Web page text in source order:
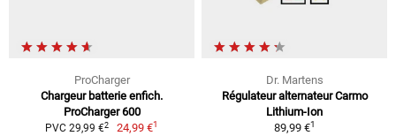
ProCharger
Chargeur batterie enfich.
ProCharger 600
PVC 29,99 €2 24,99 €1
Dr. Martens
Régulateur alternateur Carmo
Lithium-Ion
89,99 €1